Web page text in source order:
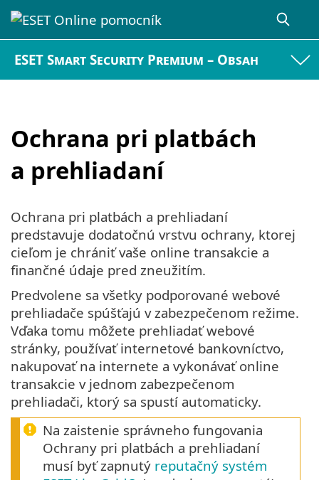
ESET Smart Security Premium – Obsah
Ochrana pri platbách
a prehliadaní
Ochrana pri platbách a prehliadaní
predstavuje dodatočnú vrstvu ochrany, ktorej
cieľom je chrániť vaše online transakcie a
finančné údaje pred zneužitím.
Predvolene sa všetky podporované webové
prehliadače spúšťajú v zabezpečenom režime.
Vďaka tomu môžete prehliadať webové
stránky, používať internetové bankovníctvo,
nakupovať na internete a vykonávať online
transakcie v jednom zabezpečenom
prehliadači, ktorý sa spustí automaticky.
Na zaistenie správneho fungovania
Ochrany pri platbách a prehliadaní
musí byť zapnutý reputačný systém